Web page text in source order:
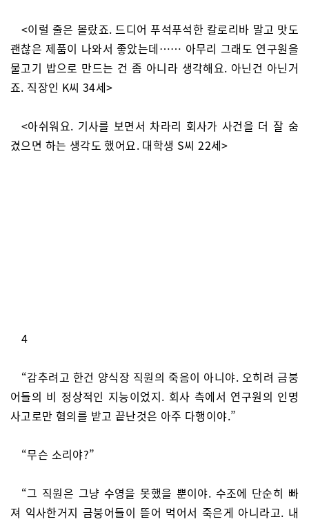
<이럴 줄은 몰랐죠. 드디어 푸석푸석한 칼로리바 말고 맛도
괜찮은 제품이 나와서 좋았는데…… 아무리 그래도 연구원을
물고기 밥으로 만드는 건 좀 아니라 생각해요. 아닌건 아닌거
죠. 직장인 K씨 34세>
<아쉬워요. 기사를 보면서 차라리 회사가 사건을 더 잘 숨
겼으면 하는 생각도 했어요. 대학생 S씨 22세>
4
“감추려고 한건 양식장 직원의 죽음이 아니야. 오히려 금붕
어들의 비 정상적인 지능이었지. 회사 측에서 연구원의 인명
사고로만 혐의를 받고 끝난것은 아주 다행이야.”
“무슨 소리야?”
“그 직원은 그냥 수영을 못했을 뿐이야. 수조에 단순히 빠
져 익사한거지 금붕어들이 뜯어 먹어서 죽은게 아니라고. 내